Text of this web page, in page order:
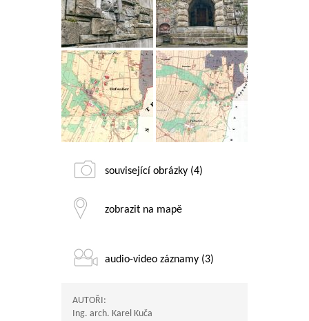
související obrázky (4)
zobrazit na mapě
audio-video záznamy (3)
AUTOŘI:
Ing. arch. Karel Kuča